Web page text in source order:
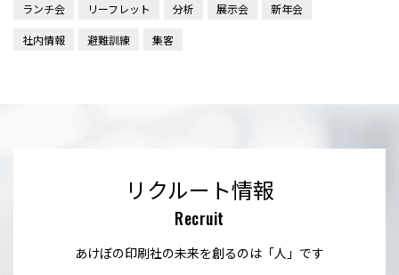
ランチ会 リーフレット 分析 展示会 新年会
社内情報 避難訓練 集客
リクルート情報
Recruit
あけぼの印刷社の未来を創るのは「人」です